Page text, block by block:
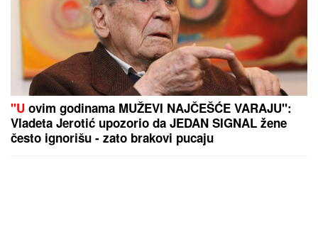
"U ovim godinama MUŽEVI NAJČEŠĆE VARAJU":
Vladeta Jerotić upozorio da JEDAN SIGNAL žene
često ignorišu - zato brakovi pucaju